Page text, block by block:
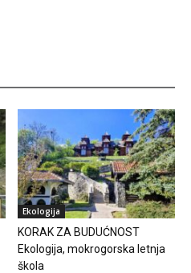
Ekologija
KORAK ZA BUDUĆNOST
Ekologija, mokrogorska letnja
škola